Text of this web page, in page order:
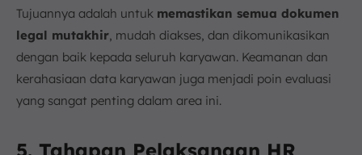
Tujuannya adalah untuk memastikan semua dokumen
legal mutakhir, mudah diakses, dan dikomunikasikan
dengan baik kepada seluruh karyawan. Keamanan dan
kerahasiaan data karyawan juga menjadi poin evaluasi
yang sangat penting dalam area ini.
5. Tahapan Pelaksanaan HR